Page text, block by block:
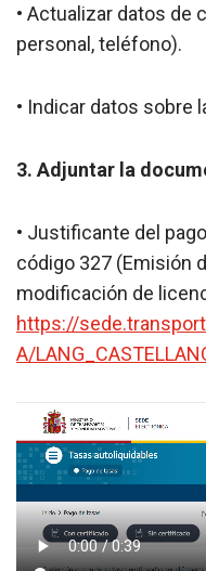
• Actualizar datos de
personal, teléfono).
• Indicar datos sobre
3. Adjuntar la
• Justificante del
código 327 (Emisión
modificación de
https://
A/